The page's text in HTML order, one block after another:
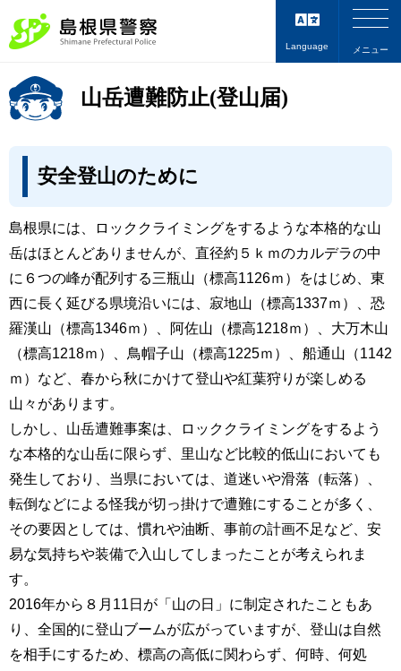
Language メニュー
山岳遭難防止(登山届)
安全登山のために
島根県には、ロッククライミングをするような本格的な山
岳はほとんどありませんが、直径約５ｋｍのカルデラの中
に６つの峰が配列する三瓶山（標高1126ｍ）をはじめ、東
西に長く延びる県境沿いには、寂地山（標高1337ｍ）、恐
羅漢山（標高1346ｍ）、阿佐山（標高1218ｍ）、大万木山
（標高1218ｍ）、鳥帽子山（標高1225ｍ）、船通山（1142
ｍ）など、春から秋にかけて登山や紅葉狩りが楽しめる
山々があります。
しかし、山岳遭難事案は、ロッククライミングをするよう
な本格的な山岳に限らず、里山など比較的低山においても
発生しており、当県においては、道迷いや滑落（転落）、
転倒などによる怪我が切っ掛けで遭難にすることが多く、
その要因としては、慣れや油断、事前の計画不足など、安
易な気持ちや装備で入山してしまったことが考えられま
す。
2016年から８月11日が「山の日」に制定されたこともあ
り、全国的に登山ブームが広がっていますが、登山は自然
を相手にするため、標高の高低に関わらず、何時、何処